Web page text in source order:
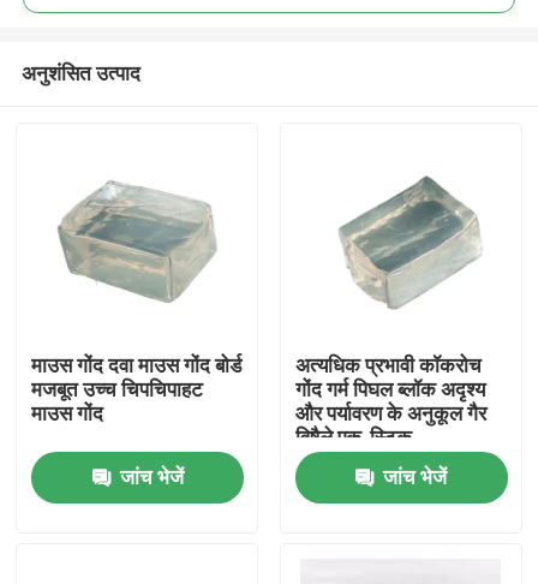
होम
उत्पाद
अनुशंसित उत्पाद
माउस गोंद दवा माउस गोंद बोर्ड
मजबूत उच्च चिपचिपाहट
माउस गोंद
जांच भेजें
अत्यधिक प्रभावी कॉकरोच
गोंद गर्म पिघल ब्लॉक अदृश्य
और पर्यावरण के अनुकूल गैर
विषैले एक-स्टिक
जांच भेजें